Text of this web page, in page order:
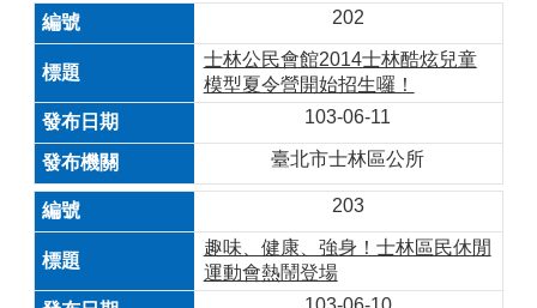
202
士林公民會館2014士林酷炫兒童
模型夏令營開始招生囉！
103-06-11
臺北市士林區公所
203
趣味、健康、強身！士林區民休閒
運動會熱鬧登場